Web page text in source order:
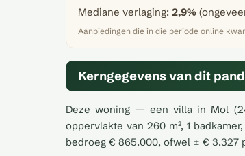
Mediane verlaging: 2,9%
Aanbiedingen die in die periode online
Kerngegevens van dit pand
Deze woning — een villa in Mol
oppervlakte van 260 m², 1
bedroeg € 865.000, ofwel ± € 3.327